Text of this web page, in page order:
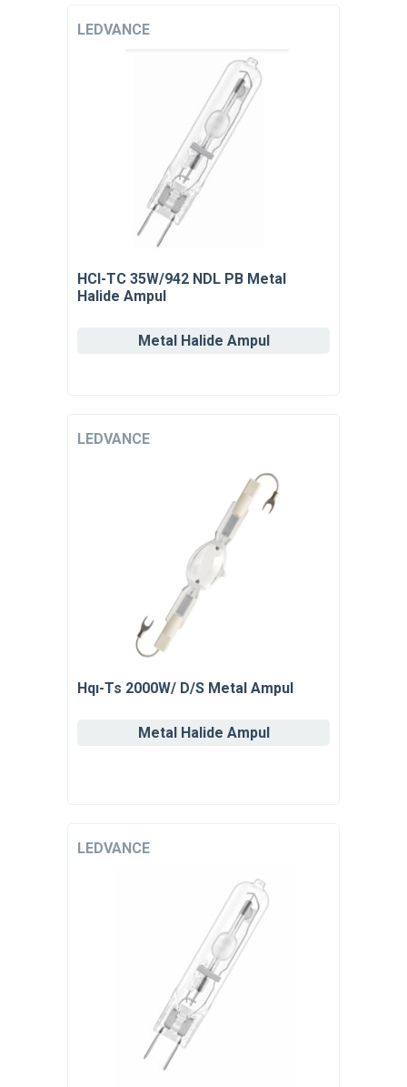
LEDVANCE
HCI-TC 35W/942 NDL PB Metal
Halide Ampul
Metal Halide Ampul
LEDVANCE
Hqı-Ts 2000W/ D/S Metal Ampul
Metal Halide Ampul
LEDVANCE